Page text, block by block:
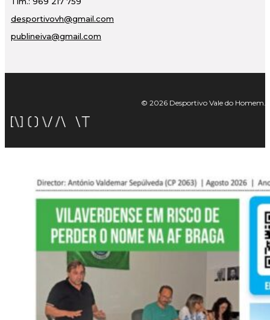
desportivovh@gmail.com
publineiva@gmail.com
© 2026 Desportivo Vale do Homem.